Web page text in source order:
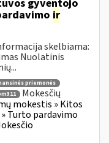
gyventojo
ir
skelbiama:
Nuolatinis
priemonės
Mokesčių
mokestis » Kitos
Turto pardavimo